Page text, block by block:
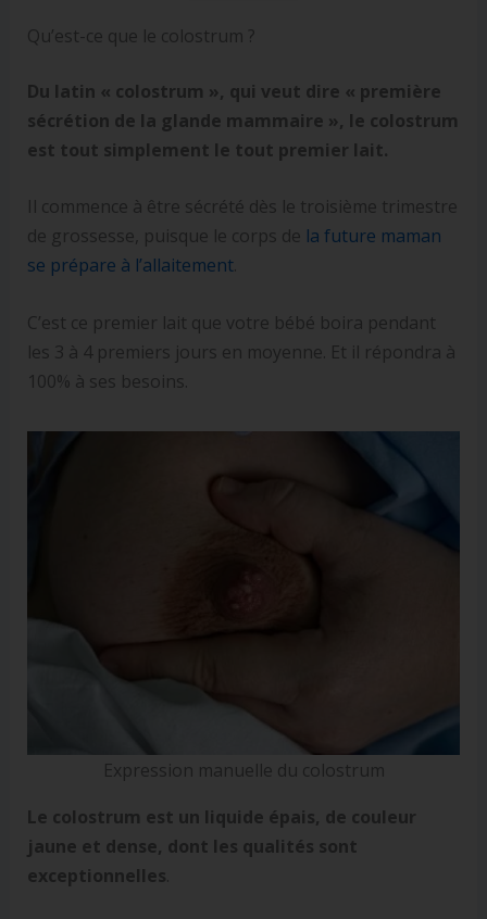
Qu’est-ce que le colostrum ?
Du latin « colostrum », qui veut dire « première
sécrétion de la glande mammaire », le colostrum
est tout simplement le tout premier lait.
Il commence à être sécrété dès le troisième trimestre
de grossesse, puisque le corps de la future maman
se prépare à l’allaitement.
C’est ce premier lait que votre bébé boira pendant
les 3 à 4 premiers jours en moyenne. Et il répondra à
100% à ses besoins.
Expression manuelle du colostrum
Le colostrum est un liquide épais, de couleur
jaune et dense, dont les qualités sont
exceptionnelles.